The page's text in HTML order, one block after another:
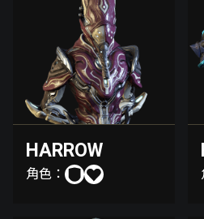
HARROW
角色：